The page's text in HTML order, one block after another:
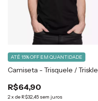
Camiseta - Trisquele / Triskle
R$64,90
2x de R$32,45 sem juros
ATÉ 15% OFF EM QUANTIDADE